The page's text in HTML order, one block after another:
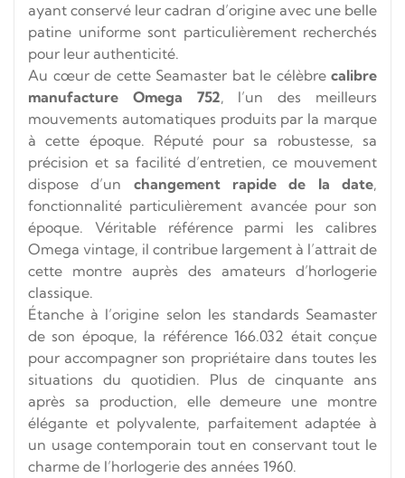
ayant conservé leur cadran d’origine avec une belle
patine uniforme sont particulièrement recherchés
pour leur authenticité.
Au cœur de cette Seamaster bat le célèbre calibre
manufacture Omega 752, l’un des meilleurs
mouvements automatiques produits par la marque
à cette époque. Réputé pour sa robustesse, sa
précision et sa facilité d’entretien, ce mouvement
dispose d’un changement rapide de la date,
fonctionnalité particulièrement avancée pour son
époque. Véritable référence parmi les calibres
Omega vintage, il contribue largement à l’attrait de
cette montre auprès des amateurs d’horlogerie
classique.
Étanche à l’origine selon les standards Seamaster
de son époque, la référence 166.032 était conçue
pour accompagner son propriétaire dans toutes les
situations du quotidien. Plus de cinquante ans
après sa production, elle demeure une montre
élégante et polyvalente, parfaitement adaptée à
un usage contemporain tout en conservant tout le
charme de l’horlogerie des années 1960.